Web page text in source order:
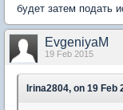
будет затем подать
EvgeniyaM
19 Feb 2015
Irina2804, on 19 Feb